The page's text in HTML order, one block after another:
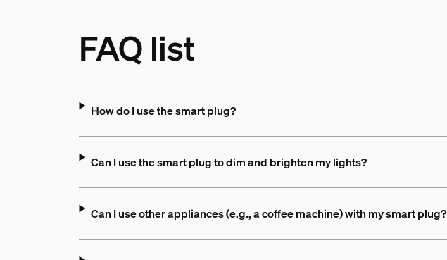
FAQ list
How do I use the smart plug?
Can I use the smart plug to dim and brighten my lights?
Can I use other appliances (e.g., a coffee machine) with my smart plug?